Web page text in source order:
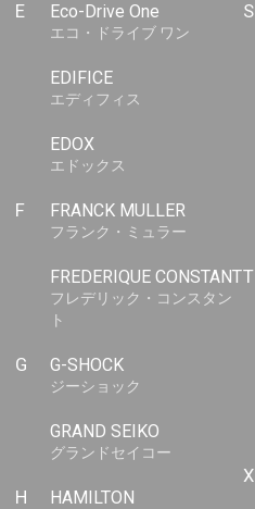
E Eco-Drive One
エコ・ドライブ ワン
EDIFICE
エディフィス
EDOX
エドックス
F FRANCK MULLER
フランク・ミュラー
FREDERIQUE CONSTANT
フレデリック・コンスタン
ト
G G-SHOCK
ジーショック
GRAND SEIKO
グランドセイコー
H HAMILTON
S
T
X